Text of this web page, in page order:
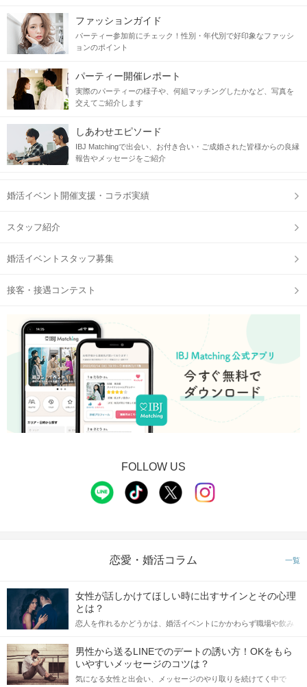
ファッションガイド
パーティー参加前にチェック！性別・年代別で好印象なファッシ
ョンのポイント
パーティー開催レポート
実際のパーティーの様子や、何組マッチングしたかなど、写真を
交えてご紹介します
しあわせエピソード
IBJ Matchingで出会い、お付き合い・ご成婚された皆様からの良縁
報告やメッセージをご紹介
婚活イベント開催支援・コラボ実績
スタッフ紹介
婚活イベントスタッフ募集
接客・接遇コンテスト
FOLLOW US
恋愛・婚活コラム 一覧
女性が話しかけてほしい時に出すサインとその心理
とは？
恋人を作れるかどうかは、婚活イベントにかかわらず職場や飲み
てアプローチできるかにも左右されます。 これから恋人作りを本
格的に始めようとしている方は、女性が異性を求めて出すサイン
をしっかりと理解し、正しい行動に移せるかどうかが重要。 この
記事では、女性が話しかけて欲しい時に出すサインとその心理を
男性から送るLINEでのデートの誘い方！OKをもら
いやすいメッセージのコツは？
気になる女性と出会い、メッセージのやり取りを続けてく中で